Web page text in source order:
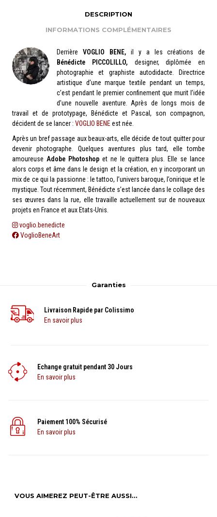
DESCRIPTION
INFORMATIONS COMPLÉMENTAIRES
Derrière VOGLIO BENE,il y a les créations de
Bénédicte PICCOLILLO, designer, diplômée en
photographie et graphiste autodidacte. Directrice
artistique d’une marque textile pendant un temps,
c’est pendant le premier confinement que murit l’idée
d’une nouvelle aventure. Après de longs mois de
travail et de prototypage, Bénédicte et Pascal, son compagnon,
décident de se lancer : VOGLIO BENE est née.
Après un bref passage aux beaux-arts, elle décide de tout quitter pour
devenir photographe. Quelques aventures plus tard, elle tombe
amoureuse Adobe Photoshop et ne le quittera plus. Elle se lance
alors corps et âme dans le design et la création, en y incorporant un
mix de ce qui la passionne : le tattoo, l’univers baroque, l’onirique et le
mystique. Tout récemment, Bénédicte s’est lancée dans le collage des
ses œuvres dans la rue, elle travaille actuellement sur de nouveaux
projets en France et aux Etats-Unis.
voglio.benedicte
VoglioBeneArt
Garanties
Livraison Rapide par Colissimo
En savoir plus
Echange gratuit pendant 30 Jours
En savoir plus
Paiement 100% Sécurisé
En savoir plus
VOUS AIMEREZ PEUT-ÊTRE AUSSI…